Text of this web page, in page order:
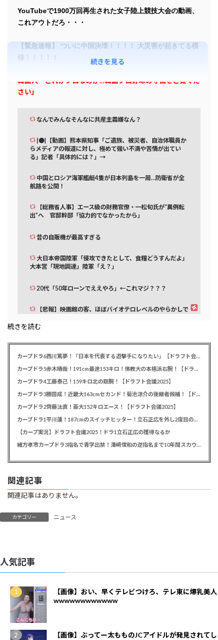
YouTubeで1900万回再生された女子陸上競技大会の動画、
これアウトだろ・・・
【緊急速報】 ついに中国決壊！！！！ 大災害が起きてる模
様！！！！！
韓国人「これがプロなのか…韓国プロ野球の守備をご覧くだ
さい」
なんでみんなそんなに共産主義嫌なん？
|●|【動画】熊本県知事「ご遺族、被災者、自治体職員か
らメディアの報道に対し、極めて強い不満や苦情が出てい
る」記者「具体的には？」→
中国とロシア海軍艦艇4隻が日本列島を一周…防衛省が全
航路を公開！
【総務省人事】エース級の財務官僚・一松旬氏が“異例転
出”へ 官邸幹部「協力的でなかったから」
昔の自販機が最高すぎる
大日本帝国陸軍「侵攻できたとして、食糧どうすんだよ」
大本営「現地調達」陸軍「え？」
20代「50年ローンでええやろ」←これマジ？？？
【悲報】映画館の客、ほぼバイオテロレベルのやらかしで
がW杯で世界に見つかってしまう
「小泉やめろ！」→市民らが横浜駅前で大絶叫ｗｗｗｗｗ
【驚愕】 社内で「これ」のやり取りしてたら逮捕されたん
だがｗｗｗｗｗｗｗ
露ｗｗｗ
続きを読む
続きを見る
カープドラ4工藤泰己！159キロ北の剛腕！【ドラフト会議2025】
カープドラ2齊藤汰直！亜大152キロエース！【ドラフト会議2025】
【カープ実況】ドラフト会議2025！ドラ1立石正広の獲得なるか
関連記事
関連記事はありません。
カテゴリー ニュース
人気記事
【画像】おい、早くテレビつけろ、テレ東に爆乳美人
wwwwwwwwwwww
【画像】ぶってー太もものJCアイドルが発見されてし